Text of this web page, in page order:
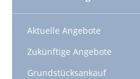
Aktuelle Angebote
Zukünftige Angebote
Grundstücksankauf